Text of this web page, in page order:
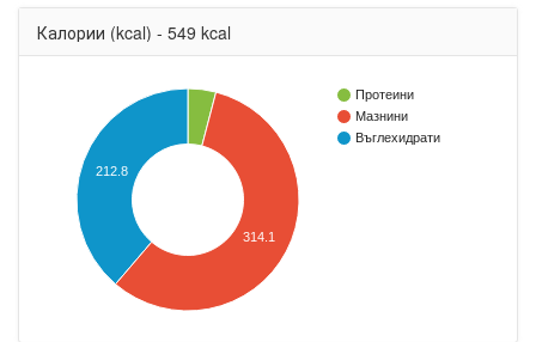
Калории (kcal) - 549 kcal
Протеини
Мазнини
Въглехидрати
212.8
314.1